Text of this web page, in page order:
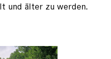
und älter zu werden.